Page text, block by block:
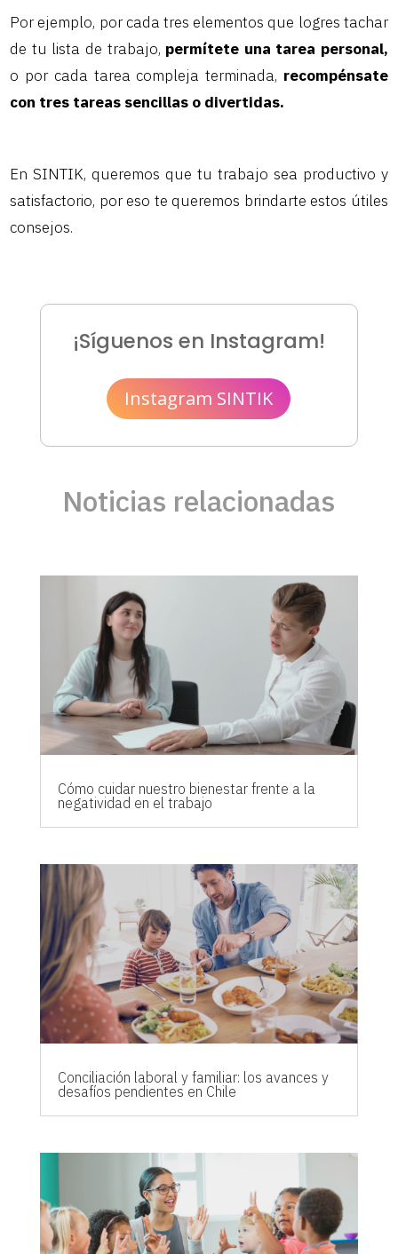
Por ejemplo, por cada tres elementos que logres tachar
de tu lista de trabajo, permítete una tarea personal,
o por cada tarea compleja terminada, recompénsate
con tres tareas sencillas o divertidas.
En SINTIK, queremos que tu trabajo sea productivo y
satisfactorio, por eso te queremos brindarte estos útiles
consejos.
¡Síguenos en Instagram!
Instagram SINTIK
Noticias relacionadas
Cómo cuidar nuestro bienestar frente a la
negatividad en el trabajo
Conciliación laboral y familiar: los avances y
desafíos pendientes en Chile